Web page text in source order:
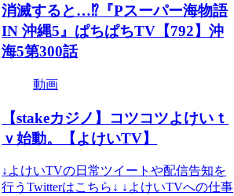
消滅すると…⁉️『Pスーパー海物語
IN 沖縄5』ぱちぱちTV【792】沖
海5第300話
動画
【stakeカジノ】コツコツよけいｔ
ｖ始動。【よけいTV】
↓よけいTVの日常ツイートや配信告知を
行うTwitterはこちら↓ ↓よけいTVへの仕事